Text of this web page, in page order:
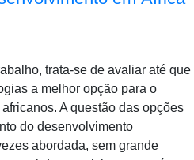
trata-se de avaliar até que
a melhor opção para o
A questão das opções
do desenvolvimento
abordada, sem grande